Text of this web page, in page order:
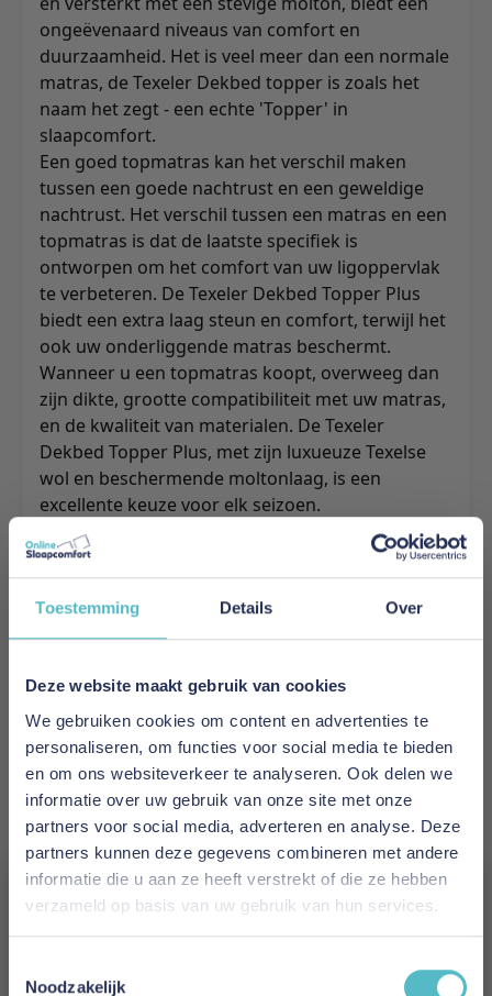
Toestemming Details Over
Deze website maakt gebruik van cookies
We gebruiken cookies om content en advertenties te
personaliseren, om functies voor social media te bieden
en om ons websiteverkeer te analyseren. Ook delen we
informatie over uw gebruik van onze site met onze
partners voor social media, adverteren en analyse. Deze
partners kunnen deze gegevens combineren met andere
informatie die u aan ze heeft verstrekt of die ze hebben
verzameld op basis van uw gebruik van hun services.
Noodzakelijk
ongeëvenaard niveaus van comfort en
duurzaamheid. Het is veel meer dan een normale
matras, de Texeler Dekbed topper is zoals het
naam het zegt - een echte 'Topper' in
slaapcomfort.
Een goed topmatras kan het verschil maken
tussen een goede nachtrust en een geweldige
nachtrust. Het verschil tussen een matras en een
topmatras is dat de laatste specifiek is
ontworpen om het comfort van uw ligoppervlak
te verbeteren. De Texeler Dekbed Topper Plus
biedt een extra laag steun en comfort, terwijl het
ook uw onderliggende matras beschermt.
Wanneer u een topmatras koopt, overweeg dan
zijn dikte, grootte compatibiliteit met uw matras,
en de kwaliteit van materialen. De Texeler
Dekbed Topper Plus, met zijn luxueuze Texelse
wol en beschermende moltonlaag, is een
excellente keuze voor elk seizoen.
Ontdek de Texeler-ervaring
Texeler staat bekend voor zijn uitzonderlijke
kwaliteit, comfort, en duurzaamheid. Elk product
is zorgvuldig ontworpen en gemaakt van Texelse
wol, een natuurlijk product bekend om zijn
Texeler niet alleen kundig in het produceren van
topmatrassen, maar ook in het maken van
dekademeesters, dekbedden en diverse
slaapcomfort goederen. Met de Texeler Dekbed
Topper Plus haal je echt de kwaliteit en comfort
van Texeler in huis.
Tips voor onderhoud van uw Topper
Om lang van uw Texeler Dekbed Topper Plus te
genieten, raden we je aan een molton gebruik
uw topmatras fris en vrij van allergenen te